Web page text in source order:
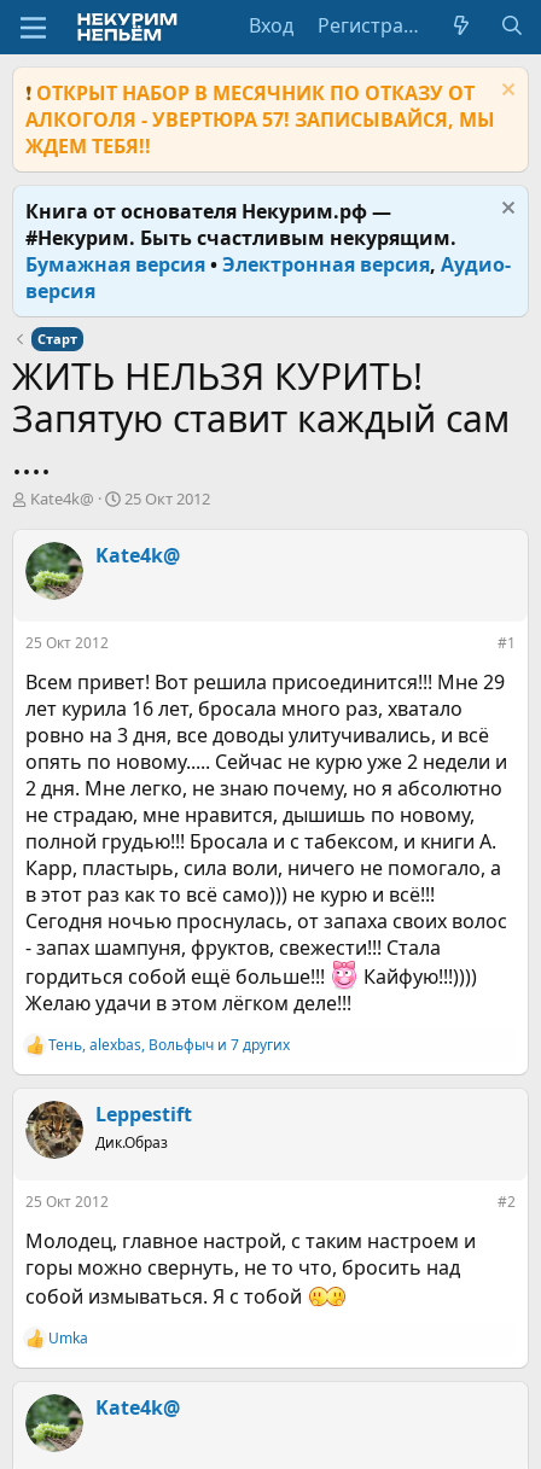
Вход Регистрация
❗ ОТКРЫТ НАБОР В МЕСЯЧНИК ПО ОТКАЗУ ОТ
АЛКОГОЛЯ - УВЕРТЮРА 57! ЗАПИСЫВАЙСЯ, МЫ
ЖДЕМ ТЕБЯ!!
Книга от основателя Некурим.рф —
#Некурим. Быть счастливым некурящим.
Бумажная версия•Электронная версия, Аудио-
версия
Старт
ЖИТЬ НЕЛЬЗЯ КУРИТЬ!
Запятую ставит каждый сам
....
А
о
р
м
ы
Kate4k@
Д
а
а
25 Окт 2012
Kate4k@
25 Окт 2012 #1
Всем привет! Вот решила присоединится!!! Мне 29
лет курила 16 лет, бросала много раз, хватало
ровно на 3 дня, все доводы улитучивались, и всё
опять по новому..... Сейчас не курю уже 2 недели и
2 дня. Мне легко, не знаю почему, но я абсолютно
не страдаю, мне нравится, дышишь по новому,
полной грудью!!! Бросала и с табексом, и книги А.
Карр, пластырь, сила воли, ничего не помогало, а
в этот раз как то всё само))) не курю и всё!!!
Сегодня ночью проснулась, от запаха своих волос
- запах шампуня, фруктов, свежести!!! Стала
гордиться собой ещё больше!!!
Кайфую!!!))))
Желаю удачи в этом лёгком деле!!!
Р
е
к
ц
и
Тень,alexbas, Вольфыч и 7 других
Leppestift
Дик.Образ
25 Окт 2012 #2
Молодец, главное настрой, с таким настроем и
горы можно свернуть, не то что, бросить над
собой измываться. Я с тобой
Р
е
к
ц
и
Umka
Kate4k@